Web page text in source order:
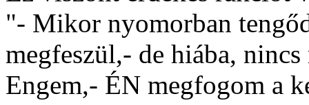
"- Mikor nyomorban
megfeszül,- de hiába,
Engem,- ÉN megfogom a